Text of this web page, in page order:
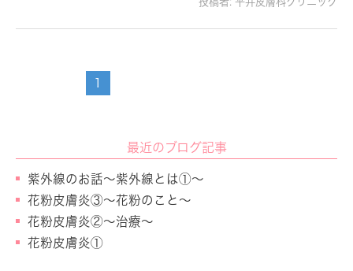
1
最近のブログ記事
紫外線のお話～紫外線とは①～
花粉皮膚炎③～花粉のこと～
花粉皮膚炎②～治療～
花粉皮膚炎①